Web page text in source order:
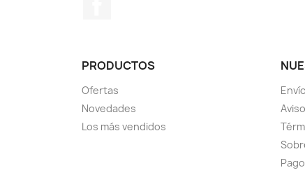
PRODUCTOS
Ofertas
Novedades
Los más vendidos
Envío